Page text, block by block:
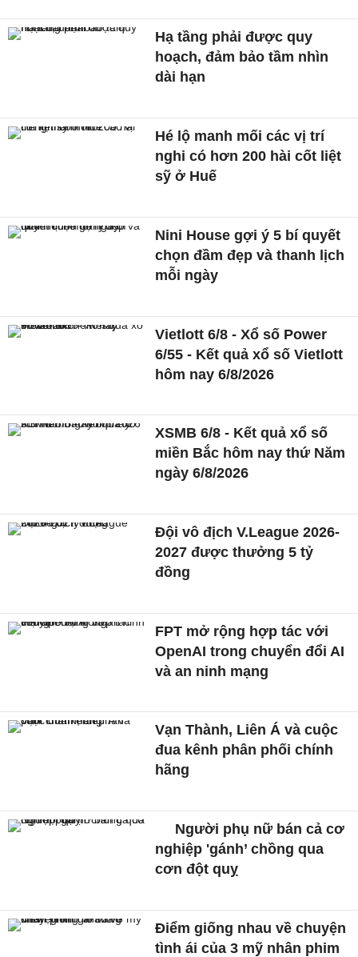
Hạ tầng phải được quy
hoạch, đảm bảo tầm nhìn
dài hạn
Hé lộ manh mối các vị trí
nghi có hơn 200 hài cốt liệt
sỹ ở Huế
Nini House gợi ý 5 bí quyết
chọn đầm đẹp và thanh lịch
mỗi ngày
Vietlott 6/8 - Xổ số Power
6/55 - Kết quả xổ số Vietlott
hôm nay 6/8/2026
XSMB 6/8 - Kết quả xổ số
miền Bắc hôm nay thứ Năm
ngày 6/8/2026
Đội vô địch V.League 2026-
2027 được thưởng 5 tỷ
đồng
FPT mở rộng hợp tác với
OpenAI trong chuyển đổi AI
và an ninh mạng
Vạn Thành, Liên Á và cuộc
đua kênh phân phối chính
hãng
Người phụ nữ bán cả cơ
nghiệp 'gánh’ chồng qua
cơn đột quỵ
Điểm giống nhau về chuyện
tình ái của 3 mỹ nhân phim